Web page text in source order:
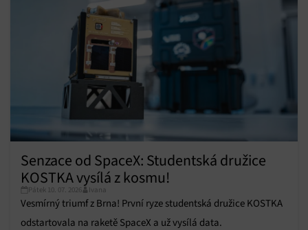
Zajištění bezpečnosti, předcházení a zjišťování
podvodů a odstraňování chyb, Poskytování a
zobrazování reklamy a obsahu, Ukládání a sdělování
voleb ochrany osobních údajů.
Senzace od SpaceX: Studentská družice
KOSTKA vysílá z kosmu!
Pátek 10. 07. 2026 Ivana
Vesmírný triumf z Brna! První ryze studentská družice KOSTKA
odstartovala na raketě SpaceX a už vysílá data.